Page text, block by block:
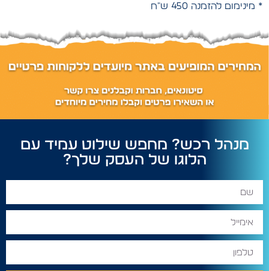
* מינימום להזמנה 450 ש"ח
מנהל רכש? מחפש שילוט עמיד עם
הלוגו של העסק שלך?